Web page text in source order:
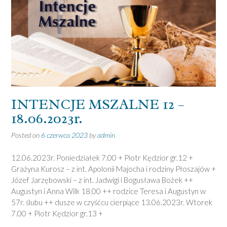
INTENCJE MSZALNE 12 –
18.06.2023r.
Posted on 6 czerwca 2023 byadmin
12.06.2023r. Poniedziałek 7.00 + Piotr Kędzior gr.12 +
Grażyna Kurosz – z int. Apolonii Majocha i rodziny Płoszajów +
Józef Jarzębowski – z int. Jadwigi i Bogusława Bożek ++
Augustyn i Anna Wilk 18.00 ++ rodzice Teresa i Augustyn w
57r. ślubu ++ dusze w czyśćcu cierpiące 13.06.2023r. Wtorek
7.00 + Piotr Kędzior gr.13 +